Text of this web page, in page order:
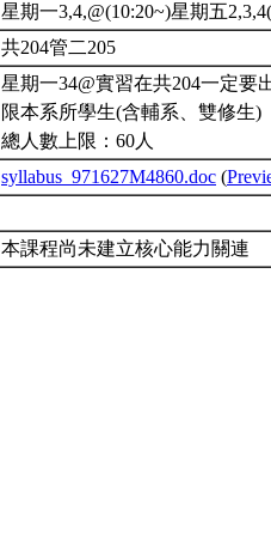
星期一3,4,@(10:20~)星期五
共204管二205
星期一34@實習在共204一定要
限本系所學生(含輔系、雙修生)
總人數上限：60人
syllabus_971627M4860.doc (
本課程尚未建立核心能力關連